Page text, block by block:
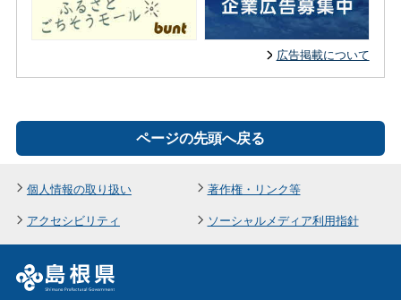
広告掲載について
ページの先頭へ戻る
個人情報の取り扱い
著作権・リンク等
アクセシビリティ
ソーシャルメディア利用指針